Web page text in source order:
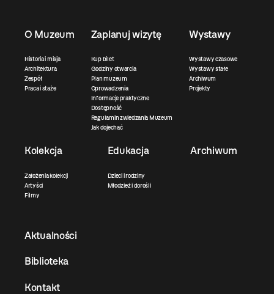
O Muzeum
Historia i misja
Architektura
Zespół
Praca i staże
Zaplanuj wizytę
Kup bilet
Godziny otwarcia
Plan muzeum
Oprowadzenia
Informacje praktyczne
Dostępność
Regulamin zwiedzania Muzeum
Jak dojechać
Wystawy
Wystawy czasowe
Wystawy stałe
Archiwum
Projekty
Kolekcja
Założenia kolekcji
Artyści
Filmy
Edukacja
Dzieci i rodziny
Młodzież i dorośli
Archiwum
Aktualności
Biblioteka
Kontakt